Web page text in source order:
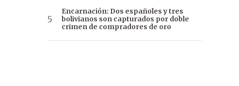
Encarnación: Dos españoles y tres
bolivianos son capturados por doble
crimen de compradores de oro